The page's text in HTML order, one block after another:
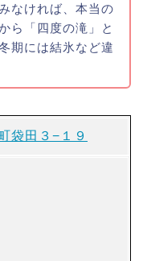
なければ、本当の
ら「四度の滝」と
期には結氷など違
袋田３−１９